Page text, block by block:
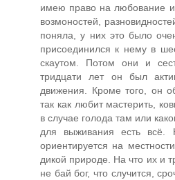
имею право на любование
возмоностей,
поняла, у них это было
присоединился к нему в
скаутом. Потом они и
тридцати лет он был
движения. Кроме того, он
так как любит мастерить,
в случае голода там или
для выживания есть всё.
ориентируется на
дикой природе. На что их и
не бай бог, что случится,